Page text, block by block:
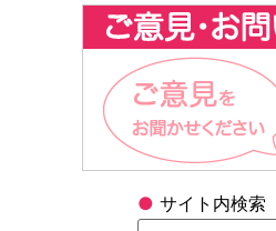
● サイト内検索